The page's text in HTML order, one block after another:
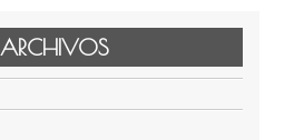
ARCHIVOS